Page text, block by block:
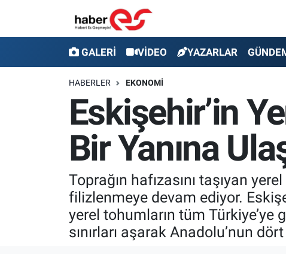
GALERİ VİDEO YAZARLAR
HABERLER EKONOMİ
Eskişehir’in
Bir Yanına
Toprağın hafızasını taşıyan
filizlenmeye devam ediyor.
yerel tohumların tüm
sınırları aşarak Anadolu’nun
YAZARLAR
GÜNDEM
TEKNOLOJİ
EKONOMİ
Eskişehir Nöbetçi Eczaneler
Eskişehir Trafik Yoğunluk Haritası
Süper Lig Puan Durumu ve Fikstür
Son Dakika Haberleri
Haber Arşivi